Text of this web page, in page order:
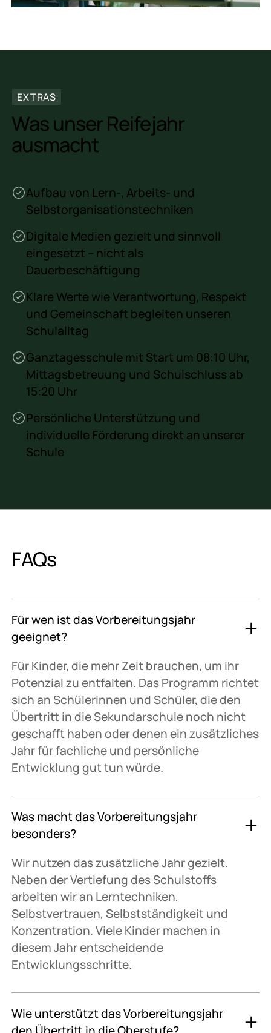
EXTRAS
Was unser Reifejahr
ausmacht
Aufbau von Lern-, Arbeits- und
Selbstorganisationstechniken
Digitale Medien gezielt und sinnvoll
eingesetzt – nicht als
Dauerbeschäftigung
Klare Werte wie Verantwortung, Respekt
und Gemeinschaft begleiten unseren
Schulalltag
Ganztagesschule mit Start um 08:10 Uhr,
Mittagsbetreuung und Schulschluss ab
15:20 Uhr
Persönliche Unterstützung und
individuelle Förderung direkt an unserer
Schule
FAQs
Für wen ist das Vorbereitungsjahr
geeignet?
Für Kinder, die mehr Zeit brauchen, um ihr
Potenzial zu entfalten. Das Programm richtet
sich an Schülerinnen und Schüler, die den
Übertritt in die Sekundarschule noch nicht
geschafft haben oder denen ein zusätzliches
Jahr für fachliche und persönliche
Entwicklung gut tun würde.
Was macht das Vorbereitungsjahr
besonders?
Wir nutzen das zusätzliche Jahr gezielt.
Neben der Vertiefung des Schulstoffs
arbeiten wir an Lerntechniken,
Selbstvertrauen, Selbstständigkeit und
Konzentration. Viele Kinder machen in
diesem Jahr entscheidende
Entwicklungsschritte.
Wie unterstützt das Vorbereitungsjahr